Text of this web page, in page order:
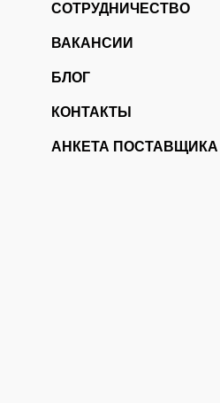
СОТРУДНИЧЕСТВО
ВАКАНСИИ
БЛОГ
КОНТАКТЫ
АНКЕТА ПОСТАВЩИКА